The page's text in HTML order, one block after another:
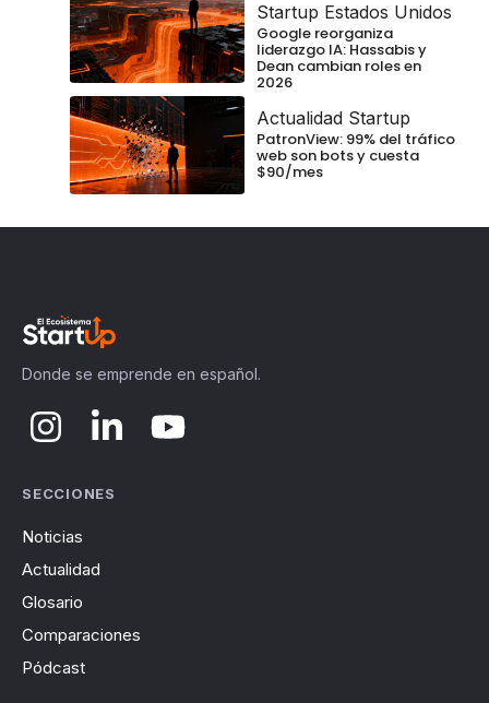
Startup Estados Unidos
Google reorganiza
liderazgo IA: Hassabis y
Dean cambian roles en
2026
Actualidad Startup
PatronView: 99% del tráfico
web son bots y cuesta
$90/mes
Donde se emprende en español.
SECCIONES
Noticias
Actualidad
Glosario
Comparaciones
Pódcast